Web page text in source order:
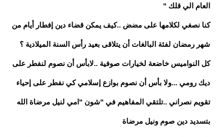
العام الي قلك "
كنا نصغي لكلامها على مضض ..كيف يمكن قضاء دين إفطار أيام من
شهر رمضان لفئة البالغات أن يتلاقى بعيد رأس السنة الميلادية ؟َ
كل النواميس خاضعة لخيارات صوفية ..لابأس أن نصوم لنفطر على
ديك رومي ...ولا بأس أن نصوم بوازع إسلامي كي نفطر على إحياء
تقويم نصراني ..تلتقي المفاهيم في "شون "امي لنيل مرضاة الله
بتسديد دين صوم ونيل مرضاة